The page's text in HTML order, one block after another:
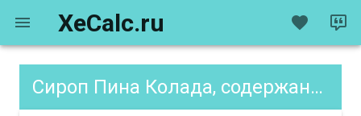
XeCalc.ru
Сироп Пина Колада, содержание XE